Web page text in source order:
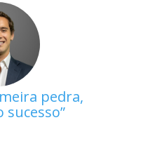
pedra,
sucesso